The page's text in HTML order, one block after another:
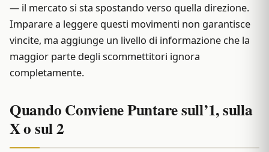
— il mercato si sta spostando verso quella direzione.
Imparare a leggere questi movimenti non garantisce
vincite, ma aggiunge un livello di informazione che la
maggior parte degli scommettitori ignora
completamente.
Quando Conviene Puntare sull’1, sulla
X o sul 2